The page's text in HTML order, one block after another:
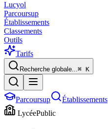
Lucyol
Parcoursup
Établissements
Classements
Outils
Tarifs
Recherche globale...⌘ K
Parcoursup Établissements
LycéePublic